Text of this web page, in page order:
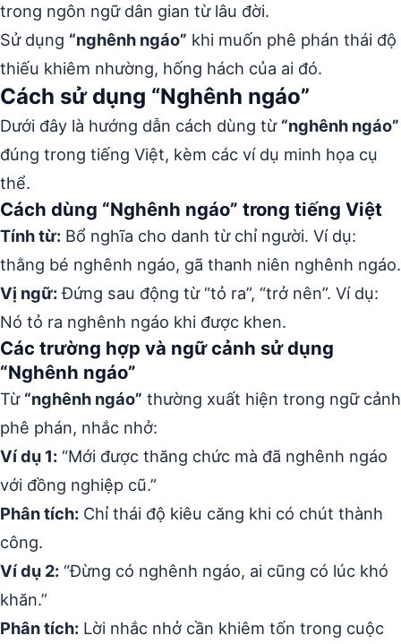
trong ngôn ngữ dân gian từ lâu đời.
Sử dụng “nghênh ngáo” khi muốn phê phán thái độ
thiếu khiêm nhường, hống hách của ai đó.
Cách sử dụng “Nghênh ngáo”
Dưới đây là hướng dẫn cách dùng từ “nghênh ngáo”
đúng trong tiếng Việt, kèm các ví dụ minh họa cụ
thể.
Cách dùng “Nghênh ngáo” trong tiếng Việt
Tính từ: Bổ nghĩa cho danh từ chỉ người. Ví dụ:
thằng bé nghênh ngáo, gã thanh niên nghênh ngáo.
Vị ngữ:Đứng sau động từ “tỏ ra”, “trở nên”. Ví dụ:
Nó tỏ ra nghênh ngáo khi được khen.
Các trường hợp và ngữ cảnh sử dụng
“Nghênh ngáo”
Từ “nghênh ngáo” thường xuất hiện trong ngữ cảnh
phê phán, nhắc nhở:
Ví dụ 1: “Mới được thăng chức mà đã nghênh ngáo
với đồng nghiệp cũ.”
Phân tích: Chỉ thái độ kiêu căng khi có chút thành
công.
Ví dụ 2: “Đừng có nghênh ngáo, ai cũng có lúc khó
khăn.”
Phân tích: Lời nhắc nhở cần khiêm tốn trong cuộc